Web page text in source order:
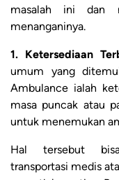
masalah ini dan
menanganinya.
1. Ketersediaan
umum yang
Ambulance ialah
masa puncak atau
untuk menemukan
Hal tersebut bisa
transportasi medis